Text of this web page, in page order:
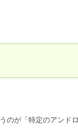
のが「特定のアンド